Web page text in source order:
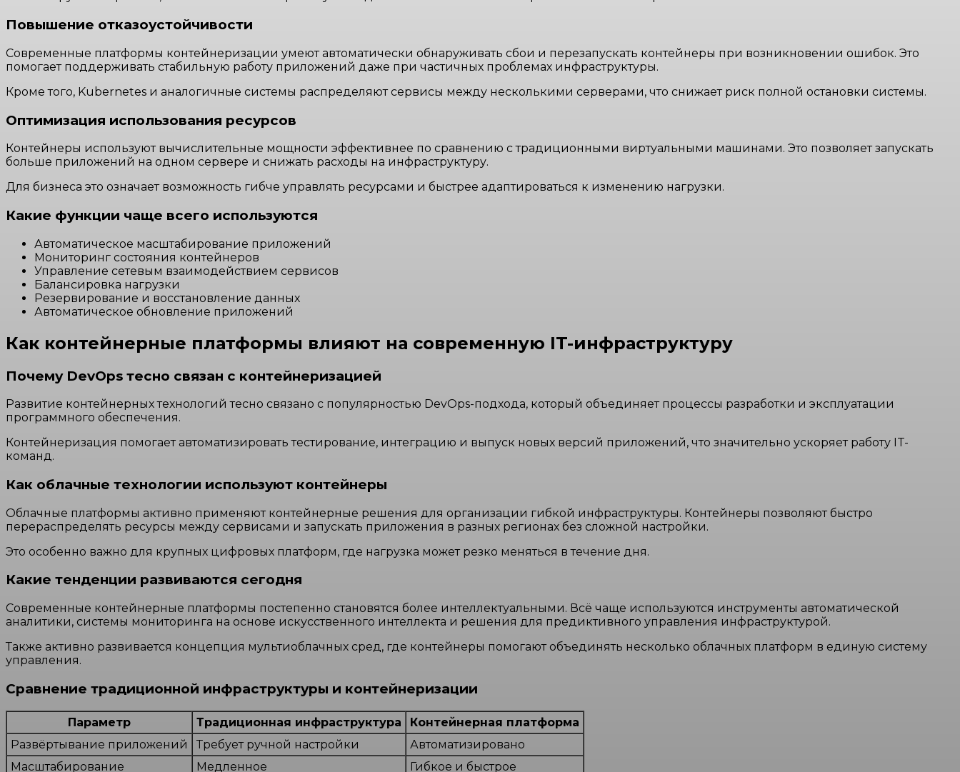
Повышение отказоустойчивости
Современные платформы контейнеризации умеют автоматически обнаруживать сбои и перезапускать контейнеры при возникновении ошибок. Это
помогает поддерживать стабильную работу приложений даже при частичных проблемах инфраструктуры.
Кроме того, Kubernetes и аналогичные системы распределяют сервисы между несколькими серверами, что снижает риск полной остановки системы.
Оптимизация использования ресурсов
Контейнеры используют вычислительные мощности эффективнее по сравнению с традиционными виртуальными машинами. Это позволяет запускать
больше приложений на одном сервере и снижать расходы на инфраструктуру.
Для бизнеса это означает возможность гибче управлять ресурсами и быстрее адаптироваться к изменению нагрузки.
Какие функции чаще всего используются
Автоматическое масштабирование приложений
Мониторинг состояния контейнеров
Управление сетевым взаимодействием сервисов
Балансировка нагрузки
Резервирование и восстановление данных
Автоматическое обновление приложений
Как контейнерные платформы влияют на современную IT-инфраструктуру
Почему DevOps тесно связан с контейнеризацией
Развитие контейнерных технологий тесно связано с популярностью DevOps-подхода, который объединяет процессы разработки и эксплуатации
программного обеспечения.
Контейнеризация помогает автоматизировать тестирование, интеграцию и выпуск новых версий приложений, что значительно ускоряет работу IT-
команд.
Как облачные технологии используют контейнеры
Облачные платформы активно применяют контейнерные решения для организации гибкой инфраструктуры. Контейнеры позволяют быстро
перераспределять ресурсы между сервисами и запускать приложения в разных регионах без сложной настройки.
Это особенно важно для крупных цифровых платформ, где нагрузка может резко меняться в течение дня.
Какие тенденции развиваются сегодня
Современные контейнерные платформы постепенно становятся более интеллектуальными. Всё чаще используются инструменты автоматической
аналитики, системы мониторинга на основе искусственного интеллекта и решения для предиктивного управления инфраструктурой.
Также активно развивается концепция мультиоблачных сред, где контейнеры помогают объединять несколько облачных платформ в единую систему
управления.
Сравнение традиционной инфраструктуры и контейнеризации
Параметр Традиционная инфраструктура
Контейнерная платформа
Развёртывание приложений
Требует ручной настройки
Автоматизировано
Масштабирование
Медленное Гибкое и быстрое